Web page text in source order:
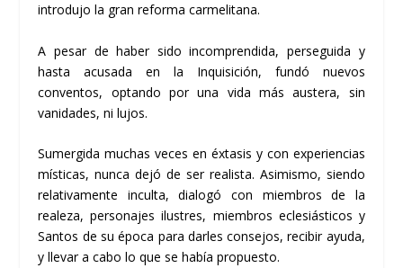
introdujo la gran reforma carmelitana.
A pesar de haber sido incomprendida, perseguida y
hasta acusada en la Inquisición, fundó nuevos
conventos, optando por una vida más austera, sin
vanidades, ni lujos.
Sumergida muchas veces en éxtasis y con experiencias
místicas, nunca dejó de ser realista. Asimismo, siendo
relativamente inculta, dialogó con miembros de la
realeza, personajes ilustres, miembros eclesiásticos y
Santos de su época para darles consejos, recibir ayuda,
y llevar a cabo lo que se había propuesto.